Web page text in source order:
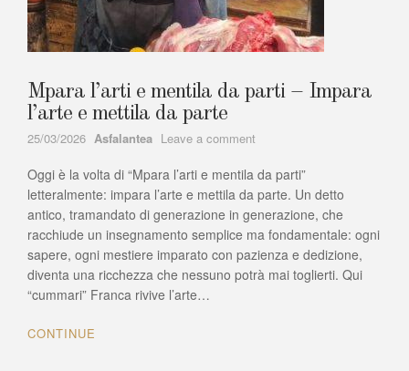
Mpara l’arti e mentila da parti – Impara
l’arte e mettila da parte
25/03/2026 Author
Asfalantea Leave a comment
l’arti
e
mentila
–
Impara
Oggi è la volta di “Mpara l’arti e mentila da parti”
letteralmente: impara l’arte e mettila da parte. Un detto
antico, tramandato di generazione in generazione, che
racchiude un insegnamento semplice ma fondamentale: ogni
sapere, ogni mestiere imparato con pazienza e dedizione,
diventa una ricchezza che nessuno potrà mai toglierti. Qui
“cummari” Franca rivive l’arte…
CONTINUE